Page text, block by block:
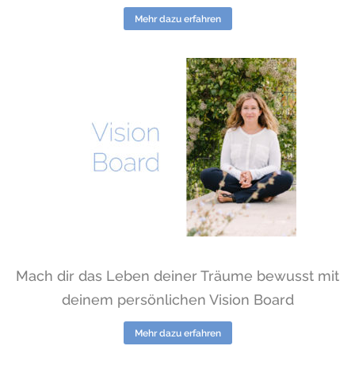
Mehr dazu erfahren
Mach dir das Leben deiner Träume bewusst mit
deinem persönlichen Vision Board
Mehr dazu erfahren